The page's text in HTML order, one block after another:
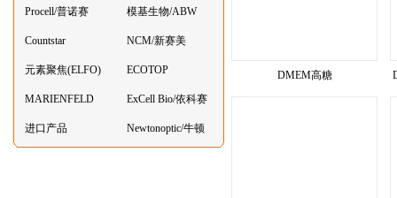
Procell/普诺赛 模基生物/ABW
Countstar NCM/新赛美
元素聚焦(ELFO) ECOTOP
MARIENFELD ExCell Bio/依科赛
进口产品 Newtonoptic/牛顿
DMEM高糖